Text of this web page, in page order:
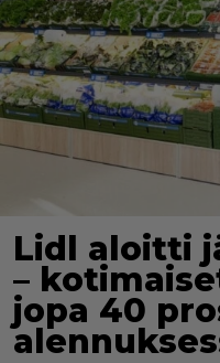
Lidl aloitti
–
jopa 40